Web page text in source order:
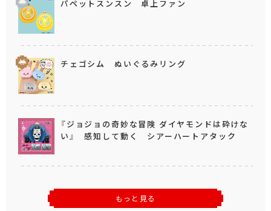
パペットスンスン 卓上ファン
チェゴシム ぬいぐるみリング
『ジョジョの奇妙な冒険 ダイヤモンドは砕けな
い』 感知して動く シアーハートアタック
もっと見る